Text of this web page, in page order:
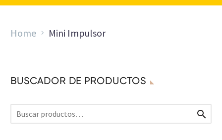
Home Mini Impulsor
BUSCADOR DE PRODUCTOS
